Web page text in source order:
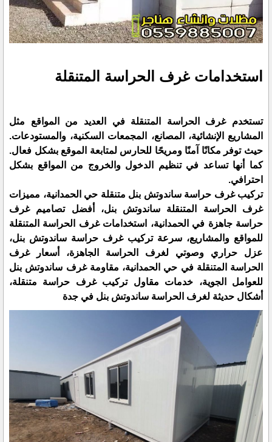
استخدامات غرف الحراسة المتنقلة
تستخدم غرف الحراسة المتنقلة في العديد من المواقع مثل
المشاريع الإنشائية، المصانع، المجمعات السكنية، والمستودعات.
حيث توفر مكانًا آمنًا ومريحًا للحارس لمتابعة الموقع بشكل فعال.
كما أنها تساعد في تنظيم الدخول والخروج من المواقع بشكل
احترافي.
تركيب غرف حراسة ساندوتش بنل متنقلة حي الحمدانية، مميزات
غرف الحراسة المتنقلة ساندوتش بنل، أفضل تصاميم غرف
حراسة جاهزة في الحمدانية، استخدامات غرف الحراسة المتنقلة
للمواقع والمشاريع، سرعة تركيب غرف حراسة ساندوتش بنل،
عزل حراري وصوتي لغرف الحراسة الجاهزة، أسعار غرف
الحراسة المتنقلة في حي الحمدانية، مقاومة غرف ساندوتش بنل
للعوامل الجوية، خدمات مقاول تركيب غرف حراسة متنقلة،
أشكال حديثة لغرف الحراسة ساندوتش بنل في جدة